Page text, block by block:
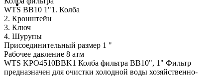
WTS BB10 1"1. Колба
2. Кронштейн
3. Ключ
4. Шурупы
Присоединительный размер 1 "
Рабочее давление 8 атм
WTS KPO4510BBK1 Колба фильтра BB10", 1" Фильтр
предназначен для очистки холодной воды хозяйственно-